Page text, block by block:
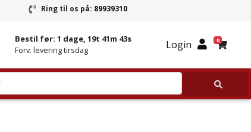
Ring til Granitbutikken 89939310
Ring til os på: 89939310
Bestil før: 1 dage, 19t 41m 42s
Forv. levering tirsdag
Login 0